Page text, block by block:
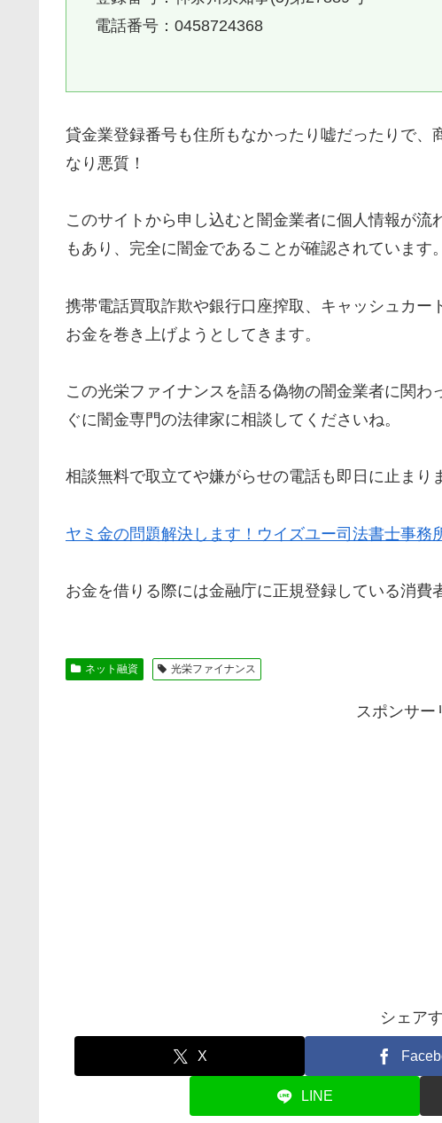
電話番号：0458724368
貸金業登録番号も住所もなかったり嘘だったりで
なり悪質！
このサイトから申し込むと闇金業者に個人情報が
もあり、完全に闇金であることが確認されています。
携帯電話買取詐欺や銀行口座搾取、キャッシュカ
お金を巻き上げようとしてきます。
この光栄ファイナンス を語る偽物の闇金業者に関わ
ぐに闇金専門の法律家に相談してくださいね。
相談無料で取立てや嫌がらせの電話も即日に止まり
ヤミ金の問題解決します！ウイズユー司法書士事務
お金を借りる際には金融庁に正規登録している消費
ネット融資 光栄ファイナンス
スポンサー
シェア
X
LINE